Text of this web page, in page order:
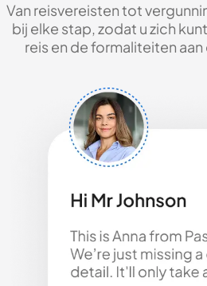
Van reisvereisten tot
bij elke stap, zodat u zich
reis en de formaliteiten